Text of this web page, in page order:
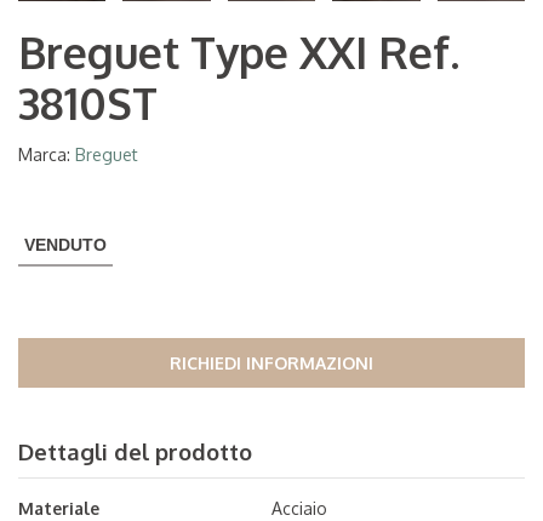
Breguet Type XXI Ref.
3810ST
Marca: Breguet
VENDUTO
RICHIEDI INFORMAZIONI
Dettagli del prodotto
Materiale Acciaio